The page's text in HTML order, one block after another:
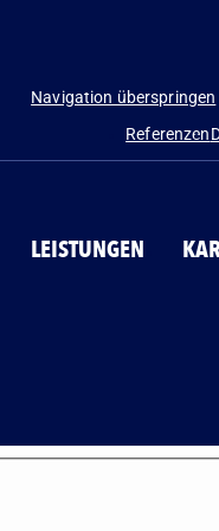
Navigation überspringen
Referenzen
LEISTUNGEN